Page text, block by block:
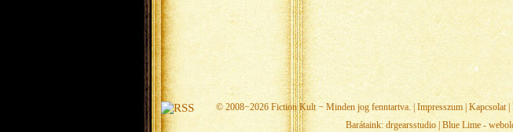
© 2008−2026 Fiction Kult− Minden jog fenntartva. | Impresszum| Kapcsolat|
Barátaink: drgearsstudio| Blue Lime -